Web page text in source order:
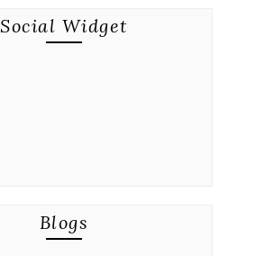
Social Widget
Blogs